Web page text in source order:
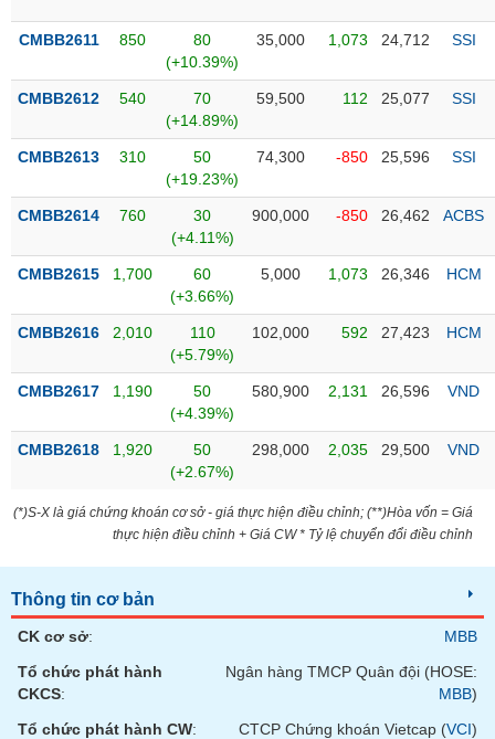
được
quỹ
mục
ETF
Cổ
chi
tiết
Tổng
quan
Giao
dịch
Tài
chính
tích
thuật
Hồ
sơ
doanh
nghiệp
Tin
tức
CMBB2611 850
80
(+10.39%)
35,000 1,073 24,712 SSI
CMBB2612 540
70
(+14.89%)
59,500 112 25,077 SSI
CMBB2613 310
50
(+19.23%)
74,300 -850 25,596 SSI
CMBB2614 760
30
(+4.11%)
900,000 -850 26,462 ACBS
CMBB2615 1,700
60
(+3.66%)
5,000 1,073 26,346 HCM
CMBB2616 2,010
110
(+5.79%)
102,000 592 27,423 HCM
CMBB2617 1,190
50
(+4.39%)
580,900 2,131 26,596 VND
CMBB2618 1,920
50
(+2.67%)
298,000 2,035 29,500 VND
(*)S-X là giá chứng khoán cơ sở - giá thực hiện điều chỉnh; (**)Hòa vốn = Giá
thực hiện điều chỉnh + Giá CW * Tỷ lệ chuyển đổi điều chỉnh
Thông tin cơ bản
CK cơ sở:
MBB
Tổ chức phát hành
CKCS:
Ngân hàng TMCP Quân đội (HOSE:
MBB)
Tổ chức phát hành CW: CTCP Chứng khoán Vietcap (VCI)
DỮ
MỚI
Ngành
(-)
VS-
NGUYÊN
VẬT